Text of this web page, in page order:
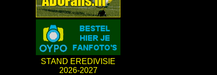
STAND EREDIVISIE
2026-2027